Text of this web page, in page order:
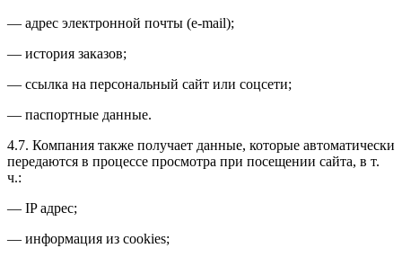
— адрес электронной почты (e-mail);
— история заказов;
— ссылка на персональный сайт или соцсети;
— паспортные данные.
4.7. Компания также получает данные, которые автоматически
передаются в процессе просмотра при посещении сайта, в т.
ч.:
— IP адрес;
— информация из cookies;